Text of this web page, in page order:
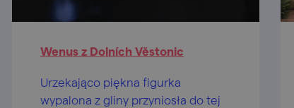
Wenus z Dolních Věstonic
Urzekająco piękna figurka
wypalona z gliny przyniosła do tej